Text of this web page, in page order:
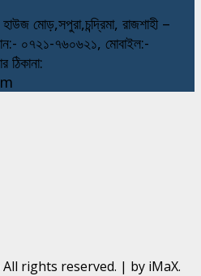
মোড়,সপুরা,চন্দ্রিমা, রাজশাহী –
০৭২১-৭৬০৬২১, মোবাইল:-
rights reserved. | by iMaX.